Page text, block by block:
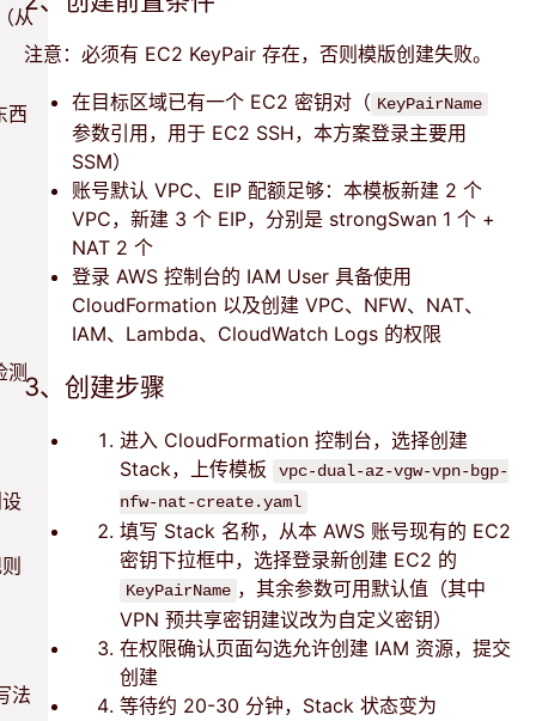
从
西
测
法
注意：必须有 EC2 KeyPair 存在，否则模版创建失败。
在目标区域已有一个 EC2 密钥对（ KeyPairName
参数引用，用于 EC2 SSH，本方案登录主要用
SSM）
账号默认 VPC、EIP 配额足够：本模板新建 2 个
VPC，新建 3 个 EIP，分别是 strongSwan 1 个 +
NAT 2 个
登录 AWS 控制台的 IAM User 具备使用
CloudFormation 以及创建 VPC、NFW、NAT、
IAM、Lambda、CloudWatch Logs 的权限
3、创建步骤
进入 CloudFormation 控制台，选择创建
Stack，上传模板
vpc-dual-az-vgw-vpn-bgp-
nfw-nat-create.yaml
填写 Stack 名称，从本 AWS 账号现有的 EC2
密钥下拉框中，选择登录新创建 EC2 的
KeyPairName ，其余参数可用默认值（其中
VPN 预共享密钥建议改为自定义密钥）
在权限确认页面勾选允许创建 IAM 资源，提交
创建
等待约 20-30 分钟，Stack 状态变为